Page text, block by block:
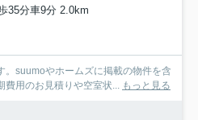
35分車9分 2.0km
。suumoやホームズに掲載の物件を含
費用のお見積りや空室状... もっと見る